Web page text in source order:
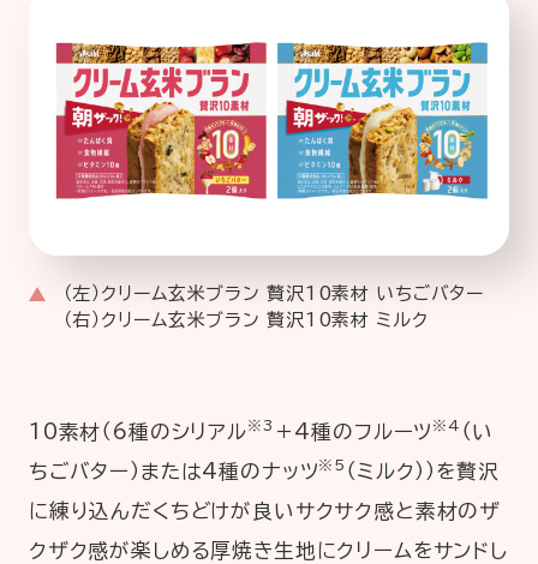
（左）クリーム玄米ブラン 贅沢10素材 いちごバター
（右）クリーム玄米ブラン 贅沢10素材 ミルク
10素材（6種のシリアル※3 ＋4種のフルーツ ※4 （い
ちごバター）または4種のナッツ※5 （ミルク））を贅沢
に練り込んだくちどけが良いサクサク感と素材のザ
クザク感が楽しめる厚焼き生地にクリームをサンドし